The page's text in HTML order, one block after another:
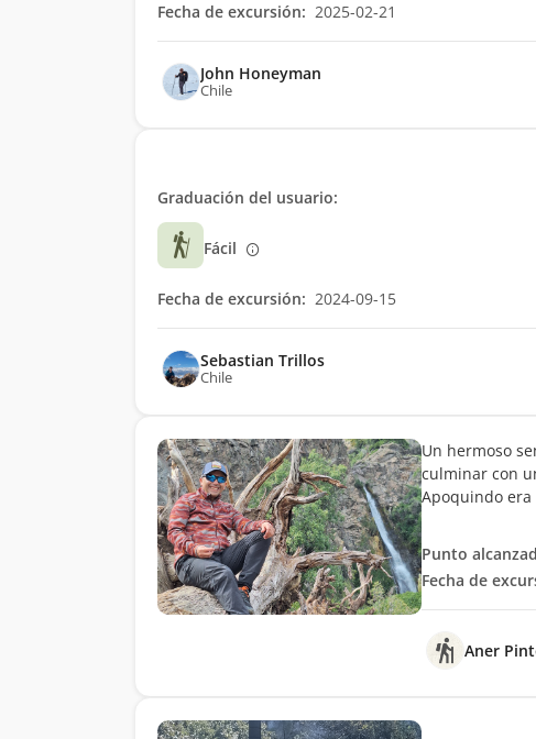
Fecha de excursión: 2025-02-21
John Honeyman
Chile
Graduación del usuario:
Fácil
Fecha de excursión: 2024-09-15
Sebastian Trillos
Chile
Un hermoso
culminar con
Apoquindo
Punto
Fecha de
Aner